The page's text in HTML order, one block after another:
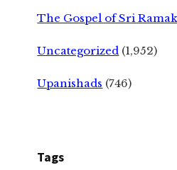
The Gospel of Sri
Uncategorized (1,952)
Upanishads (746)
Tags